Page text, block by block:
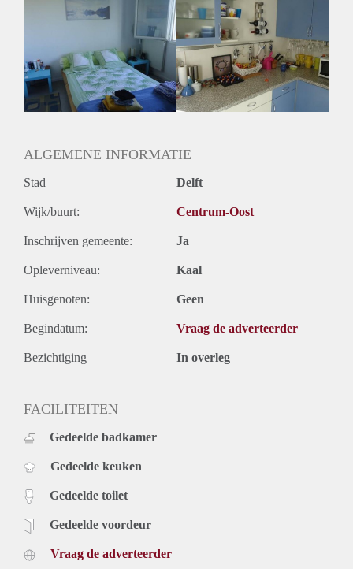
Gedeelde Douche: Ja
Gedeelde woonkamer: Ja
Geslacht huisgenoten: Gemengd
ALGEMENE INFORMATIE
Stad Delft
Wijk/buurt: Centrum-Oost
Inschrijven gemeente: Ja
Opleverniveau: Kaal
Huisgenoten: Geen
Begindatum: Vraag de adverteerder
Bezichtiging In overleg
FACILITEITEN
Gedeelde badkamer
Gedeelde keuken
Gedeelde toilet
Gedeelde voordeur
Vraag de adverteerder